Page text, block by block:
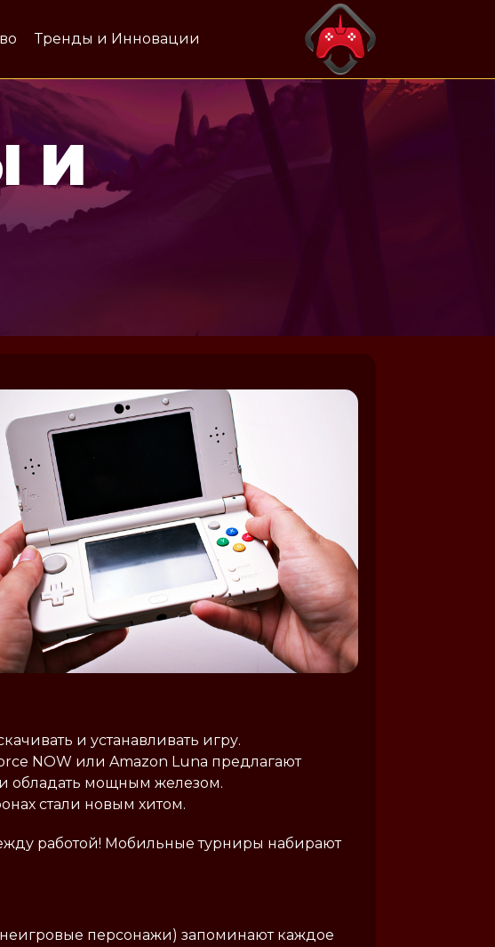
Тренды и Инновации
И
и устанавливать игру.
NOW или Amazon Luna предлагают
обладать мощным железом.
стали новым хитом.
работой! Мобильные турниры набирают
(неигровые персонажи) запоминают каждое